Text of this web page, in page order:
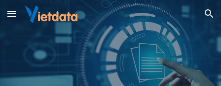
Skip to main content Skip to navigation